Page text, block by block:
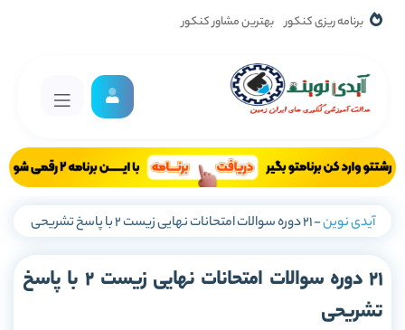
برنامه ریزی کنکور بهترین مشاور کنکور
آیدی نوین-21 دوره سوالات امتحانات نهایی زیست 2 با پاسخ تشریحی
21 دوره سوالات امتحانات نهایی زیست 2 با پاسخ
تشریحی